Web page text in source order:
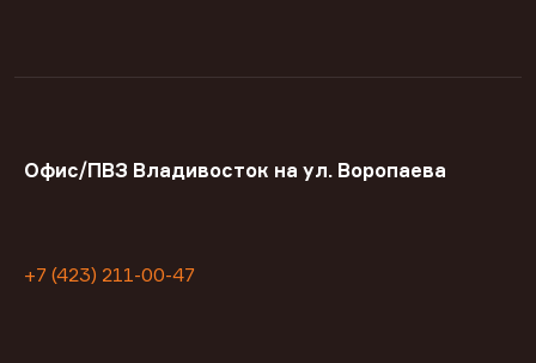
Офис/ПВЗ Владивосток на ул. Воропаева
+7 (423) 211-00-47